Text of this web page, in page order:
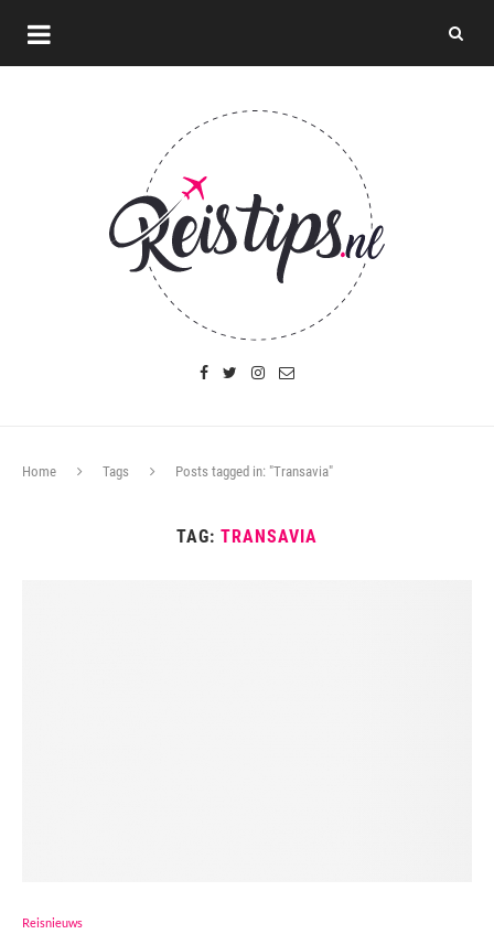
Home Tags Posts tagged in: "Transavia"
TAG: TRANSAVIA
Reisnieuws